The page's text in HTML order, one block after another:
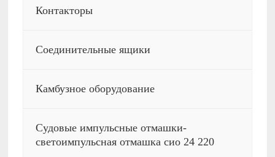
Контакторы
Соединительные ящики
Камбузное оборудование
Судовые импульсные отмашки-
светоимпульсная отмашка сио 24 220